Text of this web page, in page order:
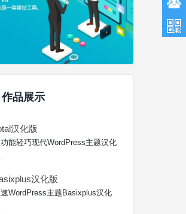
作品展示
汉化版
能轻巧现代WordPress主题汉化
汉化版
WordPress主题Basixplus汉化